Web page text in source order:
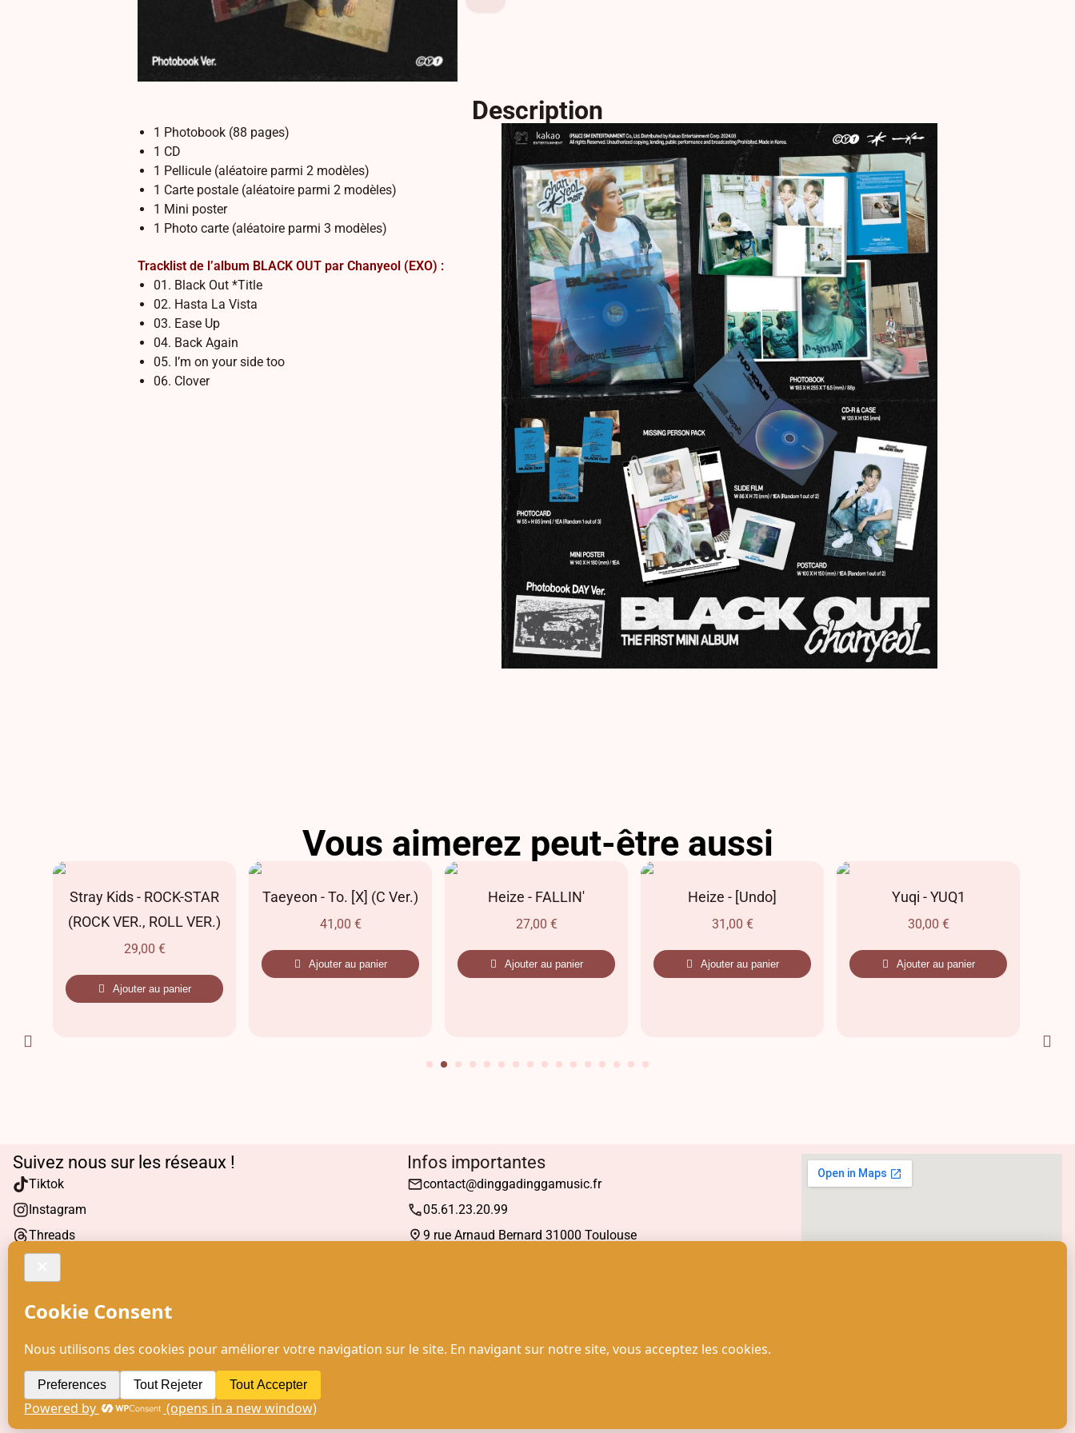
Description
1 Photobook (88 pages)
1 CD
1 Pellicule (aléatoire parmi 2 modèles)
1 Carte postale (aléatoire parmi 2 modèles)
1 Mini poster
1 Photo carte (aléatoire parmi 3 modèles)
Tracklist de l’album BLACK OUT par Chanyeol (EXO) :
01. Black Out *Title
02. Hasta La Vista
03. Ease Up
04. Back Again
05. I’m on your side too
06. Clover
Vous aimerez peut-être aussi
Stray Kids - ROCK-STAR
(ROCK VER., ROLL VER.)
29,00 €
Ajouter au panier
Taeyeon - To. [X] (C Ver.)
41,00 €
Ajouter au panier
Heize - FALLIN'
27,00 €
Ajouter au panier
Heize - [Undo]
31,00 €
Ajouter au panier
Yuqi - YUQ1
30,00 €
Ajouter au panier
Suivez nous sur les réseaux !
Tiktok
Instagram
Threads
Facebook
Infos importantes
contact@dinggadinggamusic.fr
05.61.23.20.99
9 rue Arnaud Bernard 31000 Toulouse